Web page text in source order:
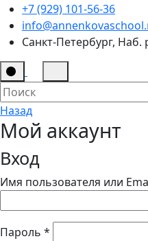
+7 (929) 101-56-36
Санкт-Петербург, Наб.
Назад
Мой аккаунт
Вход
Имя пользователя или
Пароль *